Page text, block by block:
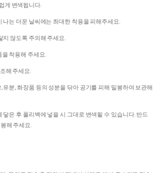
게 변색됩니다.
나는 더운 날씨에는 최대한 착용을 피해주세요.
지 않도록 주의해 주세요.
을 착용해 주세요.
해 주세요.
유분, 화장품 등의 성분을 닦아 공기를 피해 밀봉하여 보관해
은 후 폴리백에 넣을 시 그대로 변색될 수 있습니다. 반드
해 주세요.